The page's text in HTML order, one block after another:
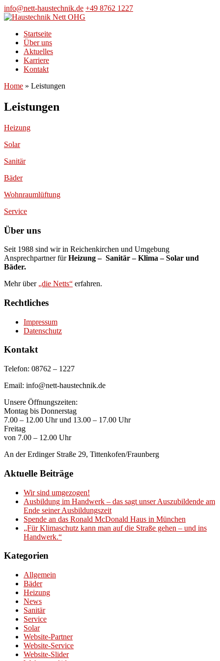
Skip
to
info@nett-haustechnik.de +49 8762 1227
Startseite
Über uns
Aktuelles
Karriere
Kontakt
Home » Leistungen
Leistungen
Heizung
Solar
Sanitär
Bäder
Wohnraumlüftung
Service
Über uns
Seit 1988 sind wir in Reichenkirchen und Umgebung
Ansprechpartner fürHeizung – Sanitär – Klima – Solar und
Bäder.
Mehr über „die Netts“ erfahren.
Rechtliches
Impressum
Datenschutz
Kontakt
Telefon: 08762 – 1227
Email: info@nett-haustechnik.de
Unsere Öffnungszeiten:
Montag bis Donnerstag
7.00 – 12.00 Uhr und 13.00 – 17.00 Uhr
Freitag
von 7.00 – 12.00 Uhr
An der Erdinger Straße 29, Tittenkofen/Fraunberg
Aktuelle Beiträge
Wir sind umgezogen!
Ausbildung im Handwerk – das sagt unser Auszubildende am
Ende seiner Ausbildungszeit
Spende an das Ronald McDonald Haus in München
„Für Klimaschutz kann man auf die Straße gehen – und ins
Handwerk.“
Kategorien
Allgemein
Bäder
Heizung
News
Sanitär
Service
Solar
Website-Partner
Website-Service
Website-Slider